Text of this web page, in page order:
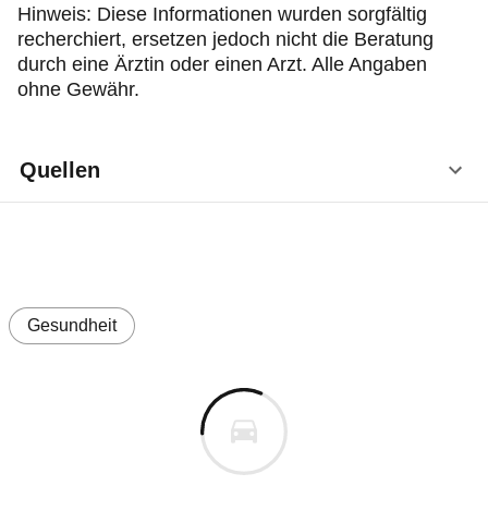
Hinweis: Diese Informationen wurden sorgfältig
recherchiert, ersetzen jedoch nicht die Beratung
durch eine Ärztin oder einen Arzt. Alle Angaben
ohne Gewähr.
Quellen
Pschyrembel Online: Allergie, Stand 8/2024,
https://www.pschyrembel.de/Allergie/K0224
Institut für Qualität und Wirtschaftlichkeit im
Gesundheitswesen (IQWiG,
Gesundheit